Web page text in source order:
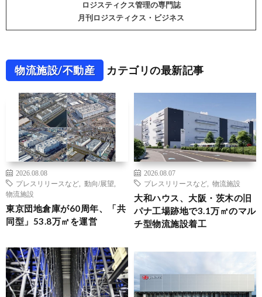
ロジスティクス管理の専門誌
月刊ロジスティクス・ビジネス
物流施設/不動産 カテゴリの最新記事
2026.08.08
プレスリリースなど
動向/展望
物流施設
東京団地倉庫が60周年、「共
同型」53.8万㎡を運営
2026.08.07
プレスリリースなど
物流施設
大和ハウス、大阪・茨木の旧
パナ工場跡地で3.1万㎡のマル
チ型物流施設着工